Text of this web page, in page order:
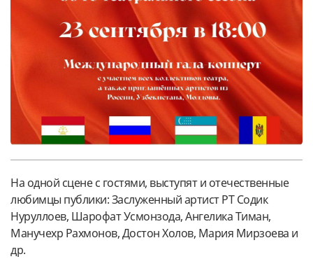
На одной сцене с гостями, выступят и отечественные
любимцы публики: Заслуженный артист РТ Содик
Нуруллоев, Шарофат Усмонзода, Ангелика Тиман,
Манучехр Рахмонов, Достон Холов, Мария Мирзоева и
др.